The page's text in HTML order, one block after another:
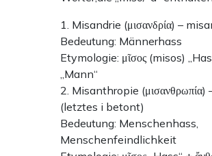
1. Misandrie (μισανδρία) –
Bedeutung: Männerhass
Etymologie: μῖσος (misos)
„Mann“
2. Misanthropie
(letztes i betont)
Bedeutung: Menschenhass,
Menschenfeindlichkeit